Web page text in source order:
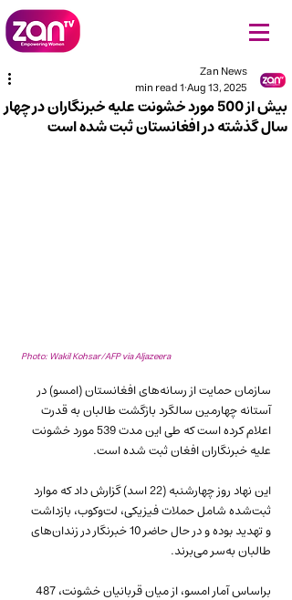
بیش از 500 مورد خشونت علیه خبرنگاران در چهار
سال گذشته در افغانستان ثبت شده است
Zan News
Aug 13, 2025
1 min read
Photo: Wakil Kohsar/AFP via Aljazeera
سازمان حمایت از رسانه‌های افغانستان (امسو) در
آستانه چهارمین سالگرد بازگشت طالبان به قدرت
اعلام کرده است که طی این مدت 539 مورد خشونت
علیه خبرنگاران افغان ثبت شده است.
این نهاد روز چهارشنبه (22 اسد) گزارش داد که موارد
ثبت‌شده شامل حملات فیزیکی، لت‌وکوب، بازداشت
و تهدید بوده و در حال حاضر 10 خبرنگار در زندان‌های
طالبان به‌سر می‌برند.